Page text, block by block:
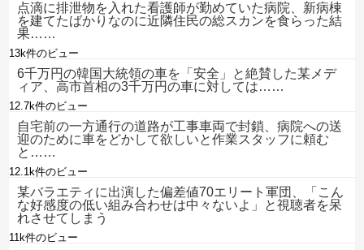
点滴に排泄物を入れた看護師が勤めていた病院、新病棟
を建てたばかりなのに近隣住民の総スカンを食らった結
果……
13k件のビュー
6千万円の韓国大統領の車を「安全」と絶賛した某メデ
ィア、高市首相の3千万円の車に対しては……
12.7k件のビュー
自宅前の一方通行の道路が工事車両で封鎖、病院への送
迎のために車をどかして欲しいと作業スタッフに頼む
と……
12.1k件のビュー
某バラエティに出演した偏差値70エリート軍団、「こん
な好感度の低い組み合わせは中々ないよ」と視聴者を呆
れさせてしまう
11k件のビュー